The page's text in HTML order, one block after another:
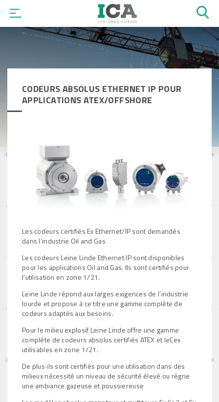
OK
CODEURS ABSOLUS ETHERNET IP POUR
APPLICATIONS ATEX/OFFSHORE
Les codeurs certifiés Ex Ethernet/IP sont demandés
dans l’industrie Oil and Gas
Les codeurs Leine Linde Ethernet IP sont disponibles
pour les applications Oil and Gas. Ils sont certifiés pour
l’utilisation en zone 1/21.
Leine Linde répond aux larges exigences de l’industrie
lourde et propose à ce titre une gamme complète de
codeurs adaptés aux besoins.
Pour le milieu explosif Leine Linde offre une gamme
complète de codeurs absolus certifiés ATEX et IeCex
utilisables en zone 1/21.
De plus ils sont certifiés pour une utilisation dans des
milieux nécessité un niveau de sécurité élevé ou règne
une ambiance gazeuse et poussiereuse